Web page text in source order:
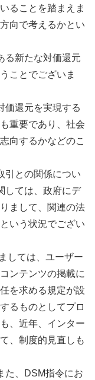
ることを踏まえま
向で考えるかとい
る新たな対価還元
ことでございま
価還元を実現する
重要であり、社会
向するかなどのこ
引との関係につい
しては、政府にデ
まして、関連の法
いう状況でござい
しては、ユーザー
ンテンツの掲載に
を求める規定が設
るものとしてプロ
、近年、インター
、制度的見直しも
た、DSM指令にお